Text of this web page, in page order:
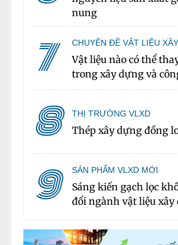
nung
7 CHUYÊN ĐỀ VẬT LIỆU
Vật liệu nào có thể
trong xây dựng và
8 THỊ TRƯỜNG VLXD
Thép xây dựng đồng
9 SẢN PHẨM VLXD MỚI
Sáng kiến gạch lọc
đổi ngành vật liệu xây